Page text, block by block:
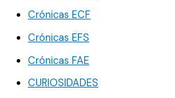
Crónicas ECF
Crónicas EFS
Crónicas FAE
CURIOSIDADES